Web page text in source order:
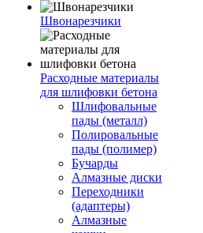
Швонарезчики
Расходные материалы
для шлифовки бетона
Шлифовальные
пады (металл)
Полировальные
пады (полимер)
Бучарды
Алмазные диски
Переходники
(адаптеры)
Алмазные